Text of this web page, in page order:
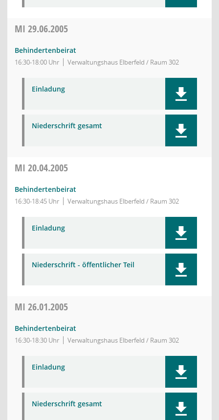
MI 29.06.2005
Behindertenbeirat
16:30-18:00 Uhr Verwaltungshaus Elberfeld / Raum 302
Einladung
Niederschrift gesamt
MI 20.04.2005
Behindertenbeirat
16:30-18:45 Uhr Verwaltungshaus Elberfeld / Raum 302
Einladung
Niederschrift - öffentlicher Teil
MI 26.01.2005
Behindertenbeirat
16:30-18:30 Uhr Verwaltungshaus Elberfeld / Raum 302
Einladung
Niederschrift gesamt